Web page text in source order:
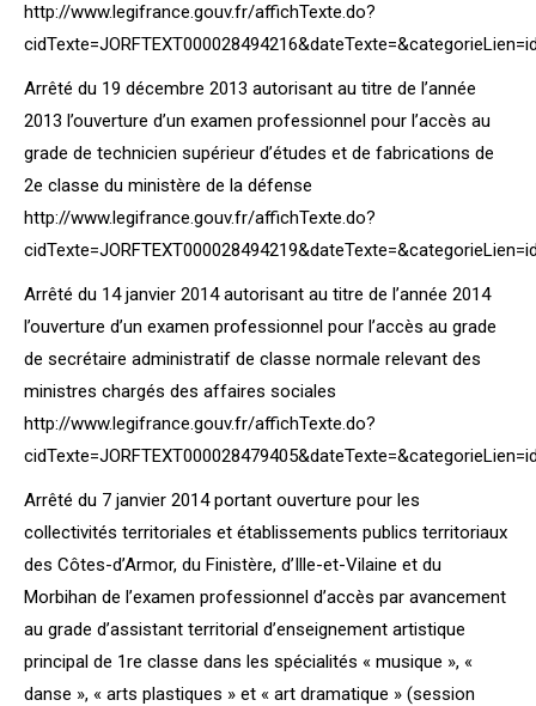
http://www.legifrance.gouv.fr/affichTexte.do?
Arrêté du 19 décembre 2013 autorisant au titre de l’année
2013 l’ouverture d’un examen professionnel pour l’accès au
grade de technicien supérieur d’études et de fabrications de
2e classe du ministère de la défense
http://www.legifrance.gouv.fr/affichTexte.do?
Arrêté du 14 janvier 2014 autorisant au titre de l’année 2014
l’ouverture d’un examen professionnel pour l’accès au grade
de secrétaire administratif de classe normale relevant des
ministres chargés des affaires sociales
http://www.legifrance.gouv.fr/affichTexte.do?
Arrêté du 7 janvier 2014 portant ouverture pour les
collectivités territoriales et établissements publics territoriaux
des Côtes-d’Armor, du Finistère, d’Ille-et-Vilaine et du
Morbihan de l’examen professionnel d’accès par avancement
au grade d’assistant territorial d’enseignement artistique
principal de 1re classe dans les spécialités « musique », «
danse », « arts plastiques » et « art dramatique » (session